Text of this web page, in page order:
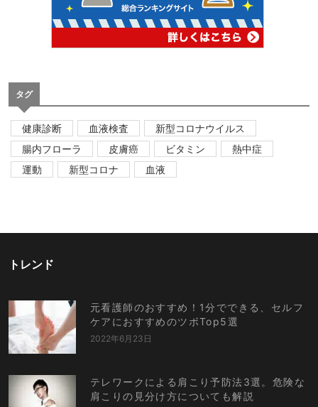
タグ
健康診断 血液検査
新型コロナウイルス
腸内フローラ
皮膚癌 ビタミン
熱中症
運動
新型コロナ 血液
トレンド
元看護師のおすすめ！1分でできる、セルフ
ケアにおすすめのツボTop5選
2022年6月23日
テレワークによる肩こり予防法3選。危険な
肩こりの見分け方についても解説